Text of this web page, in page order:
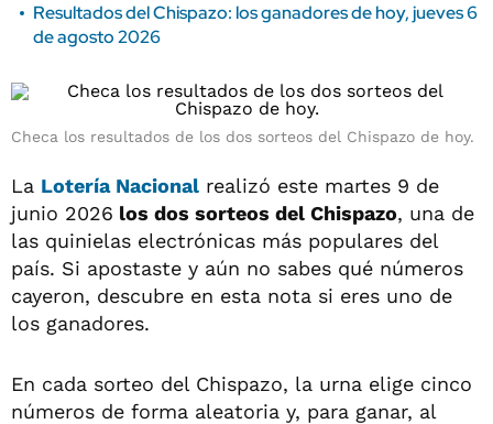
Resultados del Chispazo: los ganadores de hoy, jueves 6
de agosto 2026
Checa los resultados de los dos sorteos del Chispazo de hoy.
La Lotería Nacional realizó este martes 9 de
junio 2026 los dos sorteos del Chispazo, una de
las quinielas electrónicas más populares del
país. Si apostaste y aún no sabes qué números
cayeron, descubre en esta nota si eres uno de
los ganadores.
En cada sorteo del Chispazo, la urna elige cinco
números de forma aleatoria y, para ganar, al